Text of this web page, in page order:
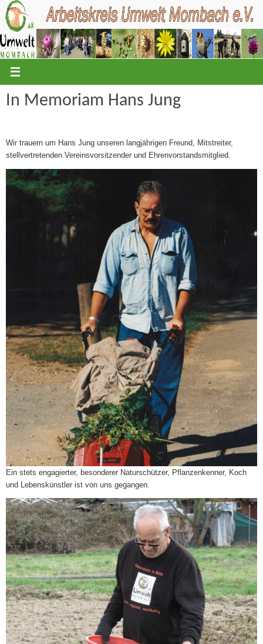
Zum
Inhalt
springen
In Memoriam Hans Jung
Wir trauern um Hans Jung unseren langjährigen Freund, Mitstreiter,
stellvertretenden Vereinsvorsitzender und Ehrenvorstandsmitglied.
Ein stets engagierter, besonderer Naturschützer, Pflanzenkenner, Koch
und Lebenskünstler ist von uns gegangen.